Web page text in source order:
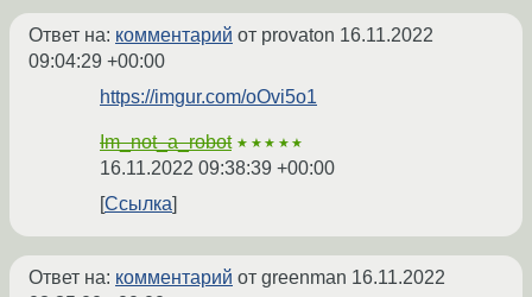
Ответ на: комментарий от provaton 16.11.2022
09:04:29 +00:00
https://imgur.com/oOvi5o1
Im_not_a_robot ★★★★★
16.11.2022 09:38:39 +00:00
Ссылка
Ответ на: комментарий от greenman 16.11.2022